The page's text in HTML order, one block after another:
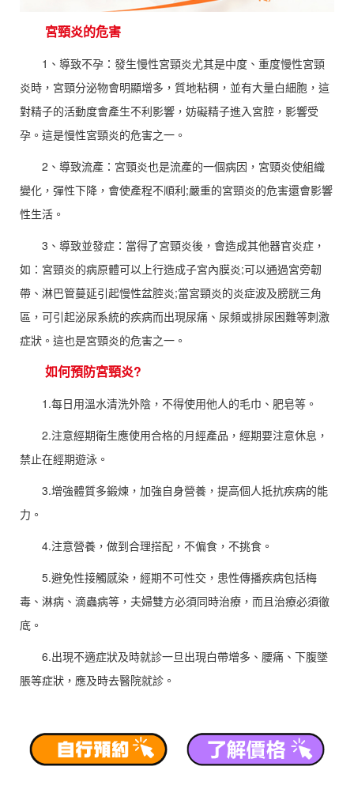
宮頸炎的危害
1、導致不孕：發生慢性宮頸炎尤其是中度、重度慢性宮頸
炎時，宮頸分泌物會明顯增多，質地粘稠，並有大量白細胞，這
對精子的活動度會產生不利影響，妨礙精子進入宮腔，影響受
孕。這是慢性宮頸炎的危害之一。
2、導致流產：宮頸炎也是流產的一個病因，宮頸炎使組織
變化，彈性下降，會使產程不順利;嚴重的宮頸炎的危害還會影響
性生活。
3、導致並發症：當得了宮頸炎後，會造成其他器官炎症，
如：宮頸炎的病原體可以上行造成子宮內膜炎;可以通過宮旁韌
帶、淋巴管蔓延引起慢性盆腔炎;當宮頸炎的炎症波及膀胱三角
區，可引起泌尿系統的疾病而出現尿痛、尿頻或排尿困難等刺激
症狀。這也是宮頸炎的危害之一。
如何預防宮頸炎?
1.每日用溫水清洗外陰，不得使用他人的毛巾、肥皂等。
2.注意經期衛生應使用合格的月經產品，經期要注意休息，
禁止在經期遊泳。
3.增強體質多鍛煉，加強自身營養，提高個人抵抗疾病的能
力。
4.注意營養，做到合理搭配，不偏食，不挑食。
5.避免性接觸感染，經期不可性交，患性傳播疾病包括梅
毒、淋病、滴蟲病等，夫婦雙方必須同時治療，而且治療必須徹
底。
6.出現不適症狀及時就診一旦出現白帶增多、腰痛、下腹墜
脹等症狀，應及時去醫院就診。